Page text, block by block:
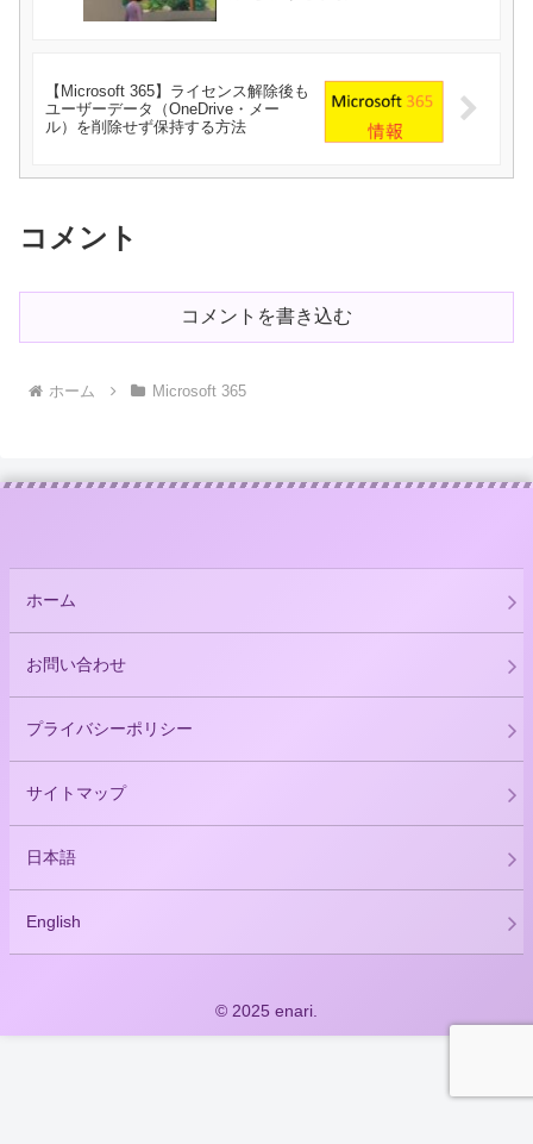
【Microsoft 365】ライセンス解除後も
ユーザーデータ（OneDrive・メー
ル）を削除せず保持する方法
コメント
コメントを書き込む
ホーム Microsoft 365
ホーム
お問い合わせ
プライバシーポリシー
サイトマップ
日本語
English
© 2025 enari.